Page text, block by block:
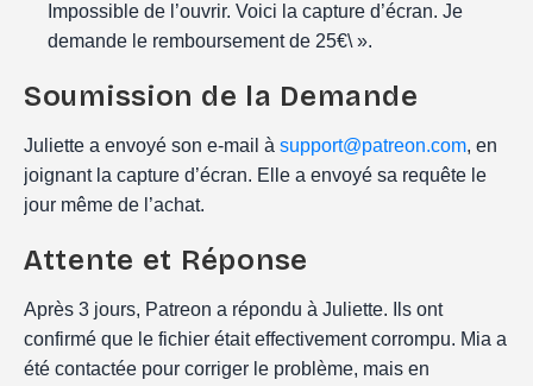
Impossible de l’ouvrir. Voici la capture d’écran. Je
demande le remboursement de 25€\ ».
Soumission de la Demande
Juliette a envoyé son e-mail à support@patreon.com, en
joignant la capture d’écran. Elle a envoyé sa requête le
jour même de l’achat.
Attente et Réponse
Après 3 jours, Patreon a répondu à Juliette. Ils ont
confirmé que le fichier était effectivement corrompu. Mia a
été contactée pour corriger le problème, mais en